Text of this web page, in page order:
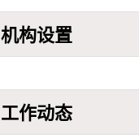
机构设置
工作动态